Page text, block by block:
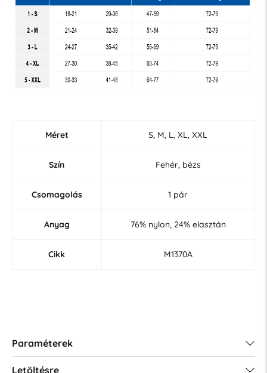
Méret S, M, L, XL, XXL
Szín Fehér, bézs
Csomagolás 1 pár
Anyag 76% nylon, 24% elasztán
Cikk M1370A
Paraméterek
Letöltésre